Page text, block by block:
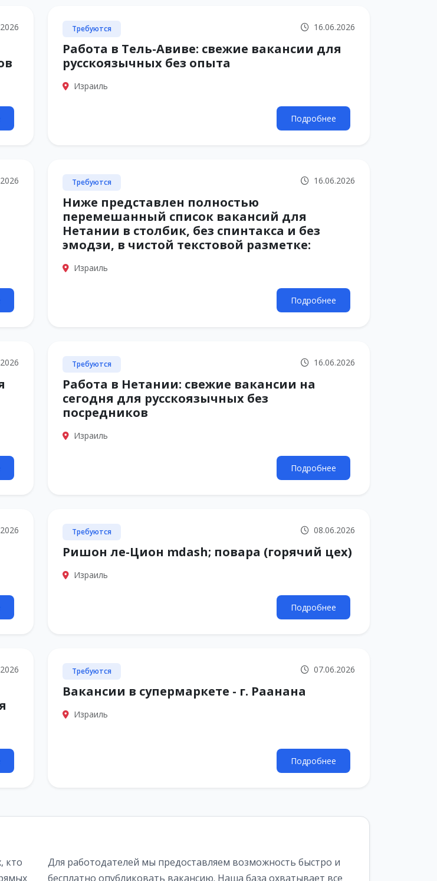
Требуются 16.06.2026
Работа в Тель-Авиве: свежие вакансии для
русскоязычных без опыта
Израиль
Подробнее
Требуются 16.06.2026
Ниже представлен полностью
перемешанный список вакансий для
Нетании в столбик, без спинтакса и без
эмодзи, в чистой текстовой разметке:
Израиль
Подробнее
Требуются 16.06.2026
Работа в Нетании: свежие вакансии на
сегодня для русскоязычных без
посредников
Израиль
Подробнее
Требуются 08.06.2026
Ришон ле-Цион mdash; повара (горячий цех)
Израиль
Подробнее
Требуются 07.06.2026
Вакансии в супермаркете - г. Раанана
Израиль
Подробнее
кто
Для работодателей мы предоставляем возможность быстро и
бесплатно опубликовать вакансию. Наша база охватывает все